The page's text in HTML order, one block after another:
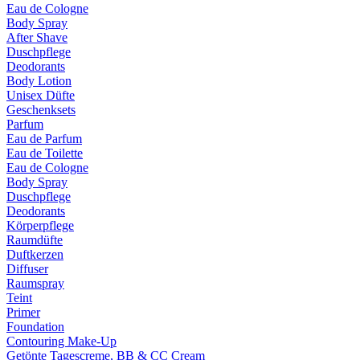
Eau de Cologne
Body Spray
After Shave
Duschpflege
Deodorants
Body Lotion
Unisex Düfte
Geschenksets
Parfum
Eau de Parfum
Eau de Toilette
Eau de Cologne
Body Spray
Duschpflege
Deodorants
Körperpflege
Raumdüfte
Duftkerzen
Diffuser
Raumspray
Teint
Primer
Foundation
Contouring Make-Up
Getönte Tagescreme, BB & CC Cream